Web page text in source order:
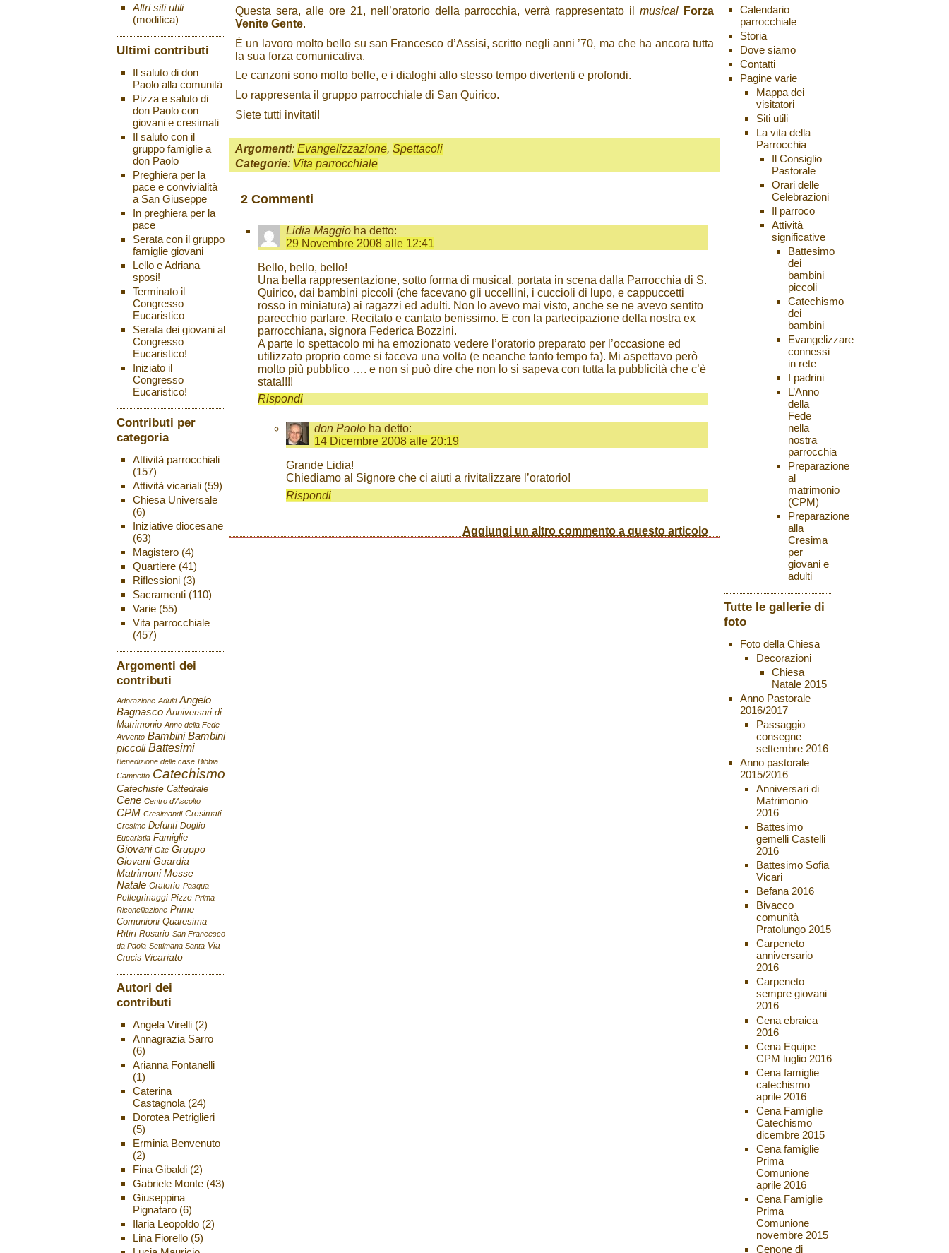
Questa sera, alle ore 21, nell’oratorio della parrocchia, verrà rappresentato ilmusical Forza
Venite Gente.
È un lavoro molto bello su san Francesco d’Assisi, scritto negli anni ’70, ma che ha ancora tutta
la sua forza comunicativa.
Le canzoni sono molto belle, e i dialoghi allo stesso tempo divertenti e profondi.
Lo rappresenta il gruppo parrocchiale di San Quirico.
Siete tutti invitati!
Argomenti: Evangelizzazione, Spettacoli
Categorie: Vita parrocchiale
2 Commenti
Lidia Maggio ha detto:
29 Novembre 2008 alle 12:41
Bello, bello, bello!
Una bella rappresentazione, sotto forma di musical, portata in scena dalla Parrocchia di S.
Quirico, dai bambini piccoli (che facevano gli uccellini, i cuccioli di lupo, e cappuccetti
rosso in miniatura) ai ragazzi ed adulti. Non lo avevo mai visto, anche se ne avevo sentito
parecchio parlare. Recitato e cantato benissimo. E con la partecipazione della nostra ex
parrocchiana, signora Federica Bozzini.
A parte lo spettacolo mi ha emozionato vedere l’oratorio preparato per l’occasione ed
utilizzato proprio come si faceva una volta (e neanche tanto tempo fa). Mi aspettavo però
molto più pubblico …. e non si può dire che non lo si sapeva con tutta la pubblicità che c’è
stata!!!!
Rispondi
don Paolo ha detto:
14 Dicembre 2008 alle 20:19
Grande Lidia!
Chiediamo al Signore che ci aiuti a rivitalizzare l’oratorio!
Rispondi
Aggiungi un altro commento a questo articolo
Altri siti utili
(modifica)
Ultimi contributi
Il saluto di don
Paolo alla comunità
Pizza e saluto di
don Paolo con
giovani e cresimati
Il saluto con il
gruppo famiglie a
don Paolo
Preghiera per la
pace e convivialità
a San Giuseppe
In preghiera per la
pace
Serata con il gruppo
famiglie giovani
Lello e Adriana
sposi!
Terminato il
Congresso
Eucaristico
Serata dei giovani al
Congresso
Eucaristico!
Iniziato il
Congresso
Eucaristico!
Contributi per
categoria
Attività parrocchiali
(157)
Attività vicariali(59)
Chiesa Universale
(6)
Iniziative diocesane
(63)
Magistero(4)
Quartiere(41)
Riflessioni(3)
Sacramenti(110)
Varie(55)
Vita parrocchiale
(457)
Argomenti dei
contributi
Adorazione Adulti Angelo
Bagnasco Anniversari di
Matrimonio Anno della Fede
Avvento Bambini Bambini
piccoli Battesimi
Benedizione delle case Bibbia
Campetto Catechismo
Catechiste Cattedrale
Cene Centro d'Ascolto
CPM Cresimandi Cresimati
Cresime Defunti Doglio
Eucaristia Famiglie
Giovani Gite Gruppo
Giovani Guardia
Matrimoni Messe
Natale Oratorio Pasqua
Pellegrinaggi Pizze Prima
Riconciliazione Prime
Comunioni Quaresima
Ritiri Rosario San Francesco
da Paola Settimana Santa Via
Crucis Vicariato
Autori dei
contributi
Angela Virelli(2)
Annagrazia Sarro
(6)
Arianna Fontanelli
(1)
Caterina
Castagnola(24)
Dorotea Petriglieri
(5)
Erminia Benvenuto
(2)
Fina Gibaldi(2)
Gabriele Monte(43)
Giuseppina
Pignataro(6)
Ilaria Leopoldo(2)
Lina Fiorello(5)
Calendario
parrocchiale
Storia
Dove siamo
Contatti
Pagine varie
Mappa dei
visitatori
Siti utili
La vita della
Parrocchia
Il Consiglio
Pastorale
Orari delle
Celebrazioni
Il parroco
Attività
significative
Battesimo
dei
bambini
piccoli
Catechismo
dei
bambini
Evangelizzare
connessi
in rete
I padrini
L’Anno
della
Fede
nella
nostra
parrocchia
Preparazione
al
matrimonio
(CPM)
Preparazione
alla
Cresima
per
giovani e
adulti
Tutte le gallerie di
foto
Foto della Chiesa
Decorazioni
Chiesa
Natale 2015
Anno Pastorale
2016/2017
Passaggio
consegne
settembre 2016
Anno pastorale
2015/2016
Anniversari di
Matrimonio
2016
Battesimo
gemelli Castelli
2016
Battesimo Sofia
Vicari
Befana 2016
Bivacco
comunità
Pratolungo 2015
Carpeneto
anniversario
2016
Carpeneto
sempre giovani
2016
Cena ebraica
2016
Cena Equipe
CPM luglio 2016
Cena famiglie
catechismo
aprile 2016
Cena Famiglie
Catechismo
dicembre 2015
Cena famiglie
Prima
Comunione
aprile 2016
Cena Famiglie
Prima
Comunione
novembre 2015
Cenone di